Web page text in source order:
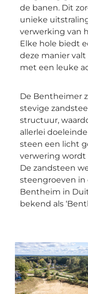
de banen. Dit
unieke
verwerking van
Elke hole biedt
deze manier
met een leuke
De Bentheimer
stevige
structuur,
allerlei
steen een licht
verwering wordt
De zandsteen
steengroeven in
Bentheim in
bekend als